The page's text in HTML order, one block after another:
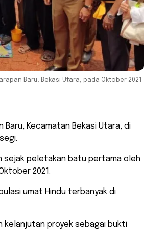
Baru, Bekasi Utara, pada Oktober 2021
Baru, Kecamatan Bekasi Utara, di
sejak peletakan batu pertama oleh
2021.
umat Hindu terbanyak di
kelanjutan proyek sebagai bukti